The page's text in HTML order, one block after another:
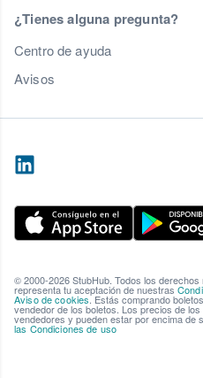
¿Tienes alguna pregunta?
Centro de ayuda
Avisos
© 2000-2026 StubHub. Todos los
representa tu aceptación de nuestras
Aviso de cookies. Estás comprando
vendedor de los boletos. Los precios de
vendedores y pueden estar por encima de
las Condiciones de uso